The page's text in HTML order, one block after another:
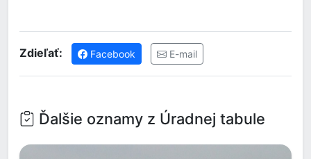
Zdieľať: Facebook E-mail
Ďalšie oznamy z Úradnej tabule